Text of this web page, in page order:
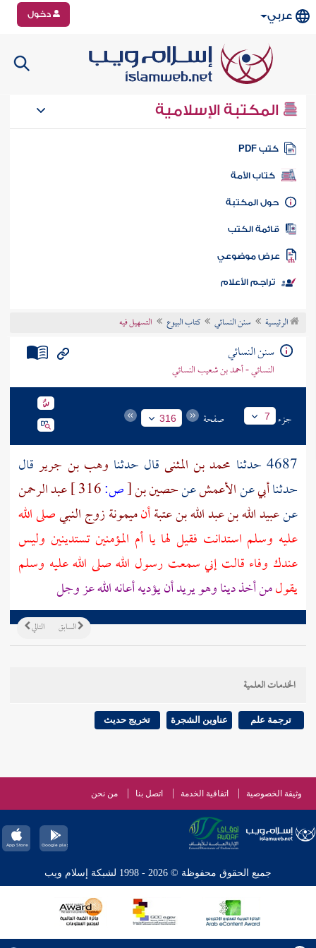
عربي دخول
المكتبة الإسلامية
كتب PDF
كتاب الأمة
المكتبة
الكتب
موضوعي
تراجم الأعلام
الرئيسية سنن النسائي كتاب البيوع التسهيل فيه
سنن النسائي
النسائي - أحمد بن شعيب النسائي
جزء 7 صفحة 316
4687 حدثنا محمد بن المثنى قال حدثنا وهب بن جرير قال
حدثناأبيعنالأعمشعنحصين بن[ص:
عبد الرحمن
عنعبيد الله بن عبد الله بن عتبةأنميمونة زوج النبيصلى الله
عليه وسلم استدانت فقيل لها يا أم المؤمنين تستدينين وليس
عندك وفاء قالت إني سمعت رسول الله صلى الله عليه وسلم
يقولمن أخذ دينا وهو يريد أن يؤديه أعانه الله عز وجل
التالي السابق
الخدمات العلمية
ترجمة علم عناوين الشجرة تخريج حديث
وثيقة الخصوصية اتفاقية الخدمة اتصل بنا من نحن
جميع الحقوق محفوظة © 2026 - 1998 لشبكة إسلام ويب